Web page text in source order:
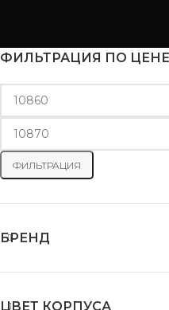
ФИЛЬТРАЦИЯ ПО ЦЕНЕ
ФИЛЬТРАЦИЯ
БРЕНД
ЦВЕТ КОРПУСА